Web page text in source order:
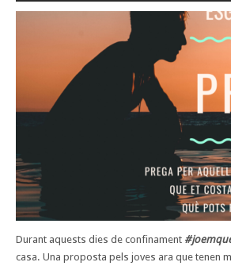
Durant aquests dies de confinament
casa. Una proposta pels joves ara que tenen